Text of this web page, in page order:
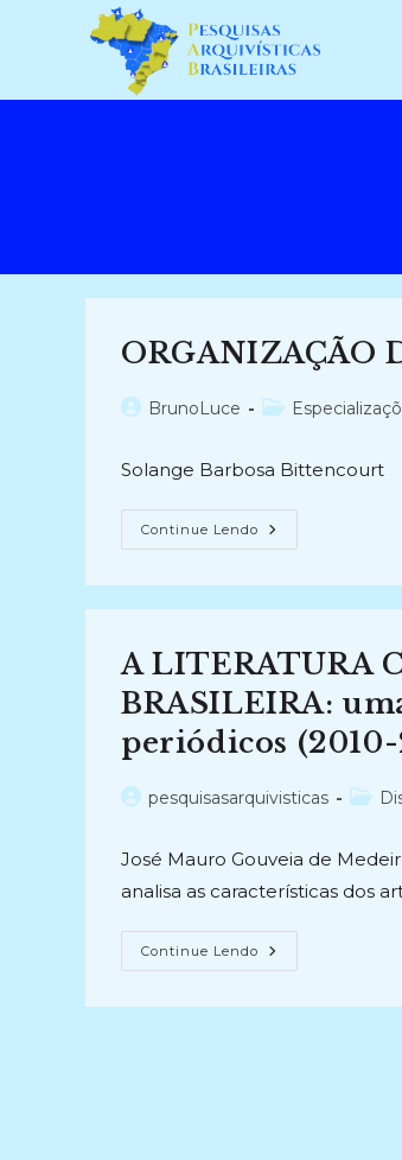
conteúdo
ORGANIZAÇÃO
AutorBrunoLuce
Categoria
Solange Barbosa Bittencourt
Continue Lendo ORGANIZAÇÃO
DE
(1989)
A LITERATURA
BRASILEIRA:
periódicos (2010-
Autorpesquisasarquivisticas
José Mauro Gouveia de
analisa as características dos
Continue Lendo A
LITERATURA